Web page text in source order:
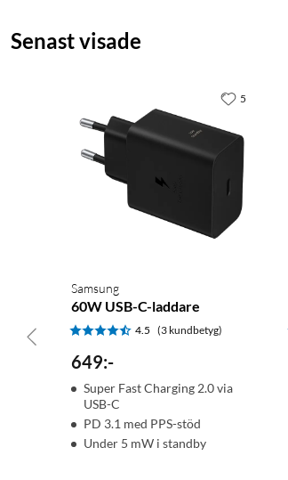
Senast visade
Samsung
60W USB-C-laddare
4.5 (3 kundbetyg)
649:-
Super Fast Charging 2.0 via
USB-C
PD 3.1 med PPS-stöd
Under 5 mW i standby
5